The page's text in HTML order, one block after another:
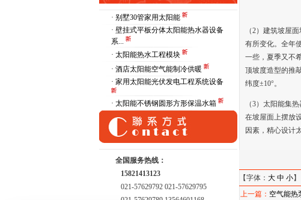
· 别墅30管家用太阳能
· 壁挂式平板分体太阳能热水器设备
系...
· 太阳能热水工程模块
· 酒店太阳能空气能制冷供暖
· 家用太阳能光伏发电工程系统设备
· 太阳能不锈钢圆形方形保温水箱
全国服务热线：
15821413123
021-57629792 021-57629795
（2） 建筑坡屋
有所变化。 全年
一些，夏季又不
顶坡度造型的推
纬度±10°。
（3）太阳能集热
在坡屋面上摆放
因素，精心设计
【字体： 大 中 小】
上一篇： 空气能热